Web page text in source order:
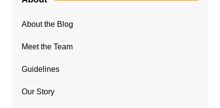
About the Blog
Meet the Team
Guidelines
Our Story